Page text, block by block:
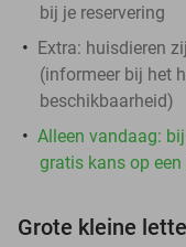
bij je reservering
Extra: huisdieren
(informeer bij het
beschikbaarheid)
Alleen vandaag:
gratis kans op
Grote kleine